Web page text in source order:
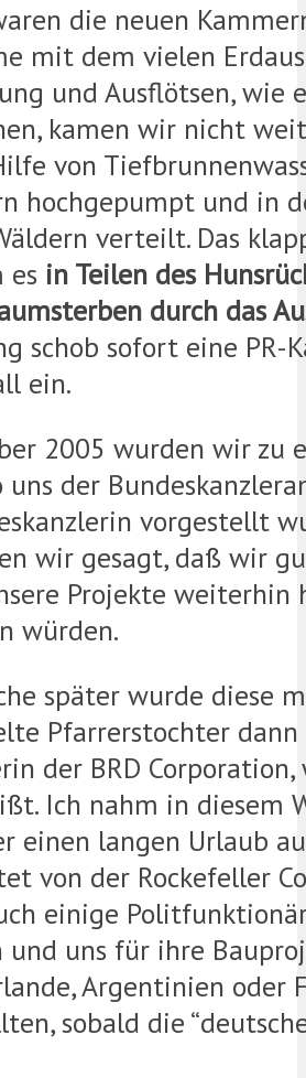
die neuen
mit dem vielen
und Ausflötsen, wie
kamen wir nicht
von
hochgepumpt und in
verteilt. Das
es in Teilen des
durch das
schob sofort eine PR-
ein.
2005 wurden wir zu
uns der
vorgestellt
wir gesagt, daß wir
Projekte weiterhin
würden.
später wurde diese
Pfarrerstochter dann
der BRD
Ich nahm in diesem
einen langen Urlaub
von der Rockefeller
einige
uns für ihre
Argentinien oder
sobald die